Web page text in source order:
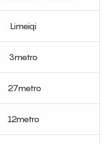
Limeiqi
3metro
27metro
12metro